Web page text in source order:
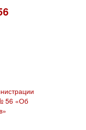
56 «Об